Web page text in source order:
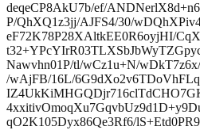
deqeCP8AkU7b/ef/
P/QhXQ1z3jj/AJFS4/30/
eF72K78P28XAltkEE0R6oyjHI/
Nawvhn01P/tl/wCz1u+N/
/wAjFB/16L/
qO2K105Dyx86Qe3Rf6/